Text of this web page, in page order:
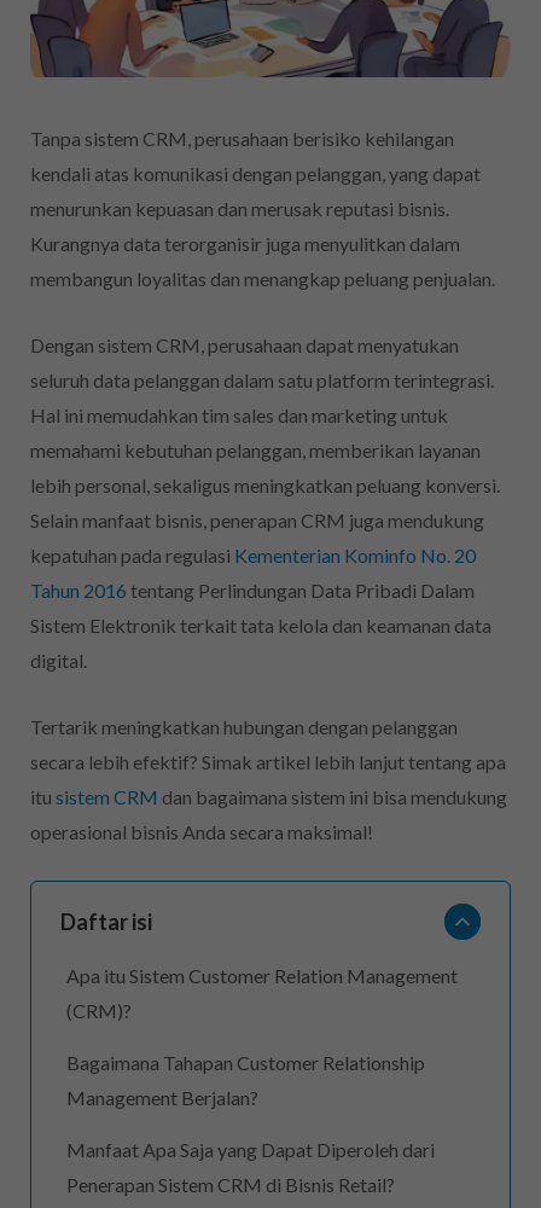
Tanpa sistem CRM, perusahaan berisiko kehilangan
kendali atas komunikasi dengan pelanggan, yang dapat
menurunkan kepuasan dan merusak reputasi bisnis.
Kurangnya data terorganisir juga menyulitkan dalam
membangun loyalitas dan menangkap peluang penjualan.
Dengan sistem CRM, perusahaan dapat menyatukan
seluruh data pelanggan dalam satu platform terintegrasi.
Hal ini memudahkan tim sales dan marketing untuk
memahami kebutuhan pelanggan, memberikan layanan
lebih personal, sekaligus meningkatkan peluang konversi.
Selain manfaat bisnis, penerapan CRM juga mendukung
kepatuhan pada regulasi Kementerian Kominfo No. 20
Tahun 2016 tentang Perlindungan Data Pribadi Dalam
Sistem Elektronik terkait tata kelola dan keamanan data
digital.
Tertarik meningkatkan hubungan dengan pelanggan
secara lebih efektif? Simak artikel lebih lanjut tentang apa
itu sistem CRM dan bagaimana sistem ini bisa mendukung
operasional bisnis Anda secara maksimal!
Daftar isi
Apa itu Sistem Customer Relation Management
(CRM)?
Bagaimana Tahapan Customer Relationship
Management Berjalan?
Manfaat Apa Saja yang Dapat Diperoleh dari
Penerapan Sistem CRM di Bisnis Retail?